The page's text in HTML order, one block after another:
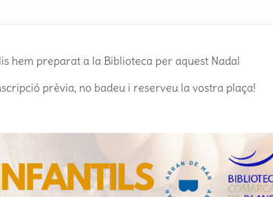
hem preparat a la Biblioteca per aquest Nadal
prèvia, no badeu i reserveu la vostra plaça!